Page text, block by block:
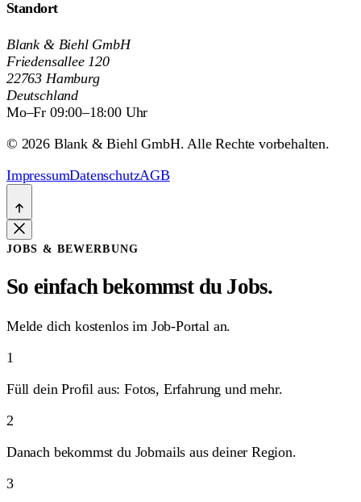
Standort
Blank & Biehl GmbH
Friedensallee 120
22763 Hamburg
Deutschland
Mo–Fr 09:00–18:00 Uhr
© 2026 Blank & Biehl GmbH. Alle Rechte vorbehalten.
ImpressumDatenschutzAGB
JOBS & BEWERBUNG
So einfach bekommst du Jobs.
Melde dich kostenlos im Job-Portal an.
1
Füll dein Profil aus: Fotos, Erfahrung und mehr.
2
Danach bekommst du Jobmails aus deiner Region.
3